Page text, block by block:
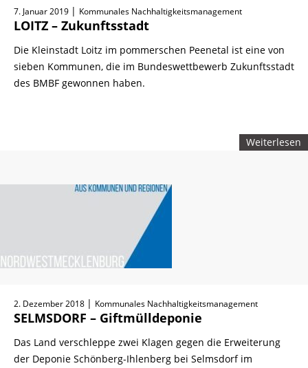
7. Januar 2019 | Kommunales Nachhaltigkeitsmanagement
LOITZ – Zukunftsstadt
Die Kleinstadt Loitz im pommerschen Peenetal ist eine von
sieben Kommunen, die im Bundeswettbewerb Zukunftsstadt
des BMBF gewonnen haben.
Weiterlesen
2. Dezember 2018 | Kommunales Nachhaltigkeitsmanagement
SELMSDORF – Giftmülldeponie
Das Land verschleppe zwei Klagen gegen die Erweiterung
der Deponie Schönberg-Ihlenberg bei Selmsdorf im